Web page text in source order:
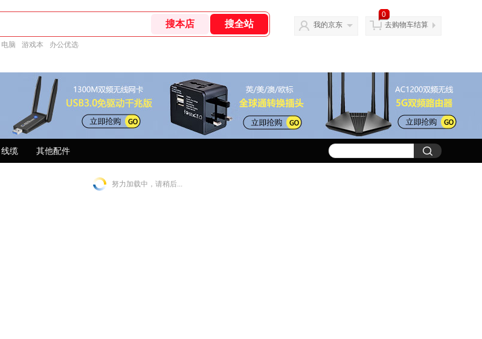
电脑 游戏本 办公优选
我的京东
0
去购物车结算
线缆 其他配件
努力加载中，请稍后...